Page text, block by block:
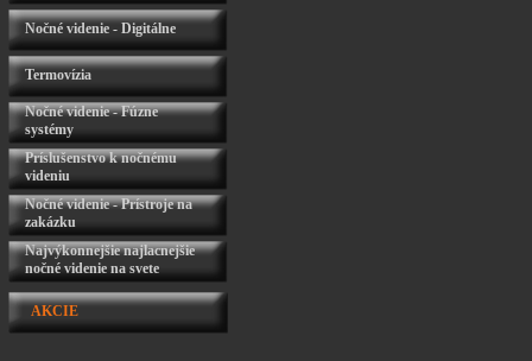
Nočné videnie - Digitálne
Termovízia
Nočné videnie - Fúzne
systémy
Príslušenstvo k nočnému
videniu
Nočné videnie - Prístroje na
zakázku
Najvýkonnejšie najlacnejšie
nočné videnie na svete
AKCIE